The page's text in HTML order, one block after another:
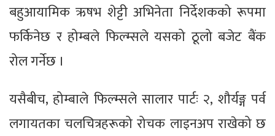
बहुआयामिक ऋषभ शेट्टी अभिनेता निर्देशकको रूपमा
फर्किनेछ र होम्बले फिल्म्सले यसको ठूलो बजेट बैंक
रोल गर्नेछ ।
यसैबीच, होम्बाले फिल्म्सले सालार पार्टः २, शौर्यङ्ग पर्व
लगायतका चलचित्रहरूको रोचक लाइनअप राखेको छ